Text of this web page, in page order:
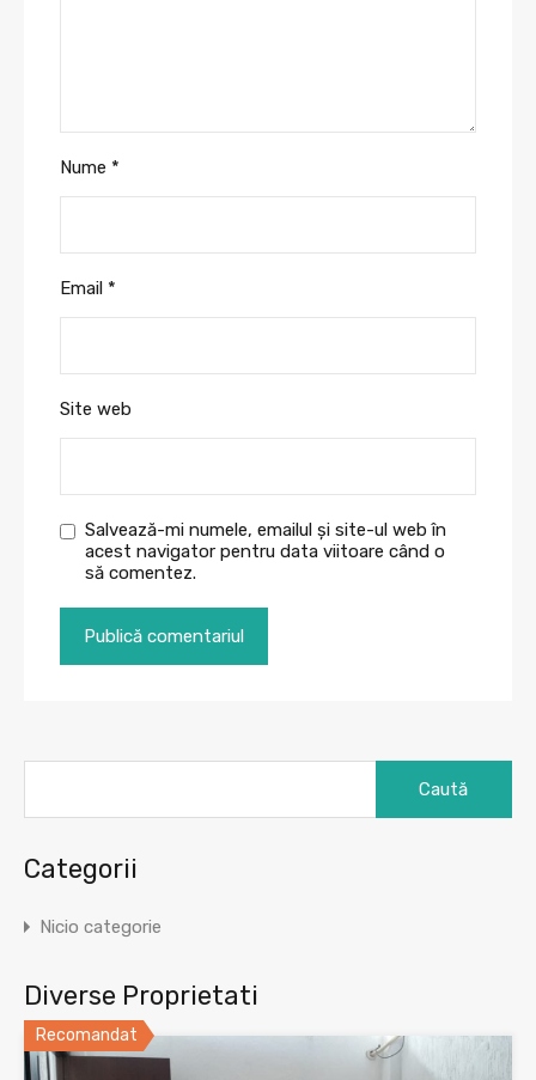
Nume *
Email *
Site web
Salvează-mi numele, emailul și site-ul web în
acest navigator pentru data viitoare când o
să comentez.
Categorii
Nicio categorie
Diverse Proprietati
Recomandat